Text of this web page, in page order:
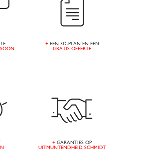
+EEN 3D-PLAN EN EEN
GRATIS OFFERTE
+ GARANTIES OP
UITMUNTENDHEID SCHMIDT